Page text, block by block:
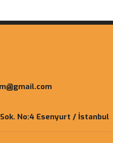
Sok. No:4 Esenyurt / İstanbul